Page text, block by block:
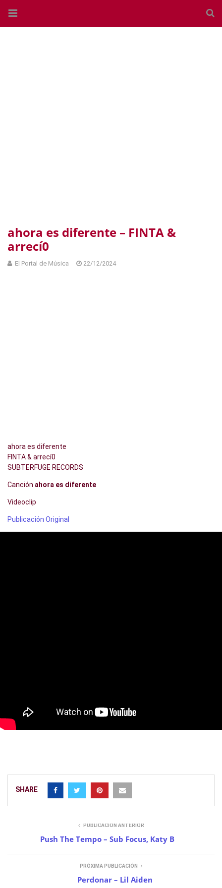
ahora es diferente – FINTA &
arrecí0
El Portal de Música 22/12/2024
ahora es diferente
FINTA & arrecí0
SUBTERFUGE RECORDS
Canción ahora es diferente
Videoclip
Publicación Original
SHARE
PUBLICACIÓN ANTERIOR
Push The Tempo – Sub Focus, Katy B
PRÓXIMA PUBLICACIÓN
Perdonar – Lil Aiden